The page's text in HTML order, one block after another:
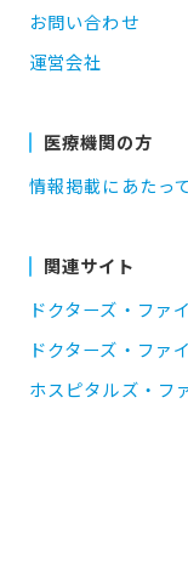
お問い合わせ
運営会社
医療機関の方
情報掲載にあたっ
関連サイト
ドクターズ・ファ
ドクターズ・ファ
ホスピタルズ・フ